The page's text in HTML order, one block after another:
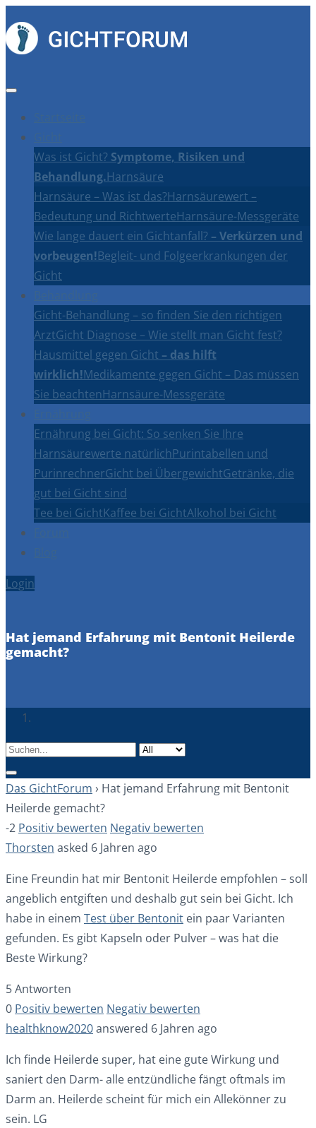
Was ist Gicht? Symptome, Risiken und
Behandlung.Harnsäure
Harnsäure – Was ist das?Harnsäurewert –
Bedeutung und RichtwerteHarnsäure-Messgeräte
Wie lange dauert ein Gichtanfall? – Verkürzen und
vorbeugen!Begleit- und Folgeerkrankungen der
Gicht
Gicht-Behandlung – so finden Sie den richtigen
ArztGicht Diagnose – Wie stellt man Gicht fest?
Hausmittel gegen Gicht – das hilft
wirklich!Medikamente gegen Gicht – Das müssen
Sie beachtenHarnsäure-Messgeräte
Ernährung bei Gicht: So senken Sie Ihre
Harnsäurewerte natürlichPurintabellen und
PurinrechnerGicht bei ÜbergewichtGetränke, die
gut bei Gicht sind
Tee bei GichtKaffee bei GichtAlkohol bei Gicht
Login
Hat jemand Erfahrung mit Bentonit Heilerde
gemacht?
Das GichtForum › Hat jemand Erfahrung mit Bentonit
Heilerde gemacht?
-2 Positiv bewerten Negativ bewerten
Thorsten asked 6 Jahren ago
Eine Freundin hat mir Bentonit Heilerde empfohlen – soll
angeblich entgiften und deshalb gut sein bei Gicht. Ich
habe in einem Test über Bentonit ein paar Varianten
gefunden. Es gibt Kapseln oder Pulver – was hat die
Beste Wirkung?
5 Antworten
0 Positiv bewerten Negativ bewerten
healthknow2020answered 6 Jahren ago
Ich finde Heilerde super, hat eine gute Wirkung und
saniert den Darm- alle entzündliche fängt oftmals im
Darm an. Heilerde scheint für mich ein Allekönner zu
sein. LG